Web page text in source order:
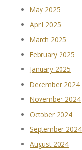
May 2025
April 2025
March 2025
February 2025
January 2025
December 2024
November 2024
October 2024
September 2024
August 2024